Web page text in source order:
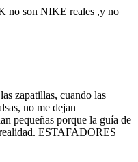
no son NIKE reales ,y no
zapatillas, cuando las
no me dejan
pequeñas porque la guía de
ESTAFADORES